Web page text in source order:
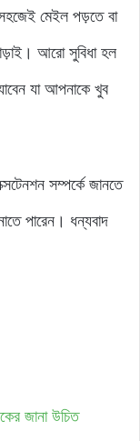
মেইল পড়তে বা
আরো সুবিধা হল
যা আপনাকে খুব
সম্পর্কে জানতে
পারেন। ধন্যবাদ
জানা উচিত